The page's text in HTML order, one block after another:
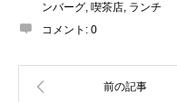
ンバーグ, 喫茶店, ランチ
コメント: 0